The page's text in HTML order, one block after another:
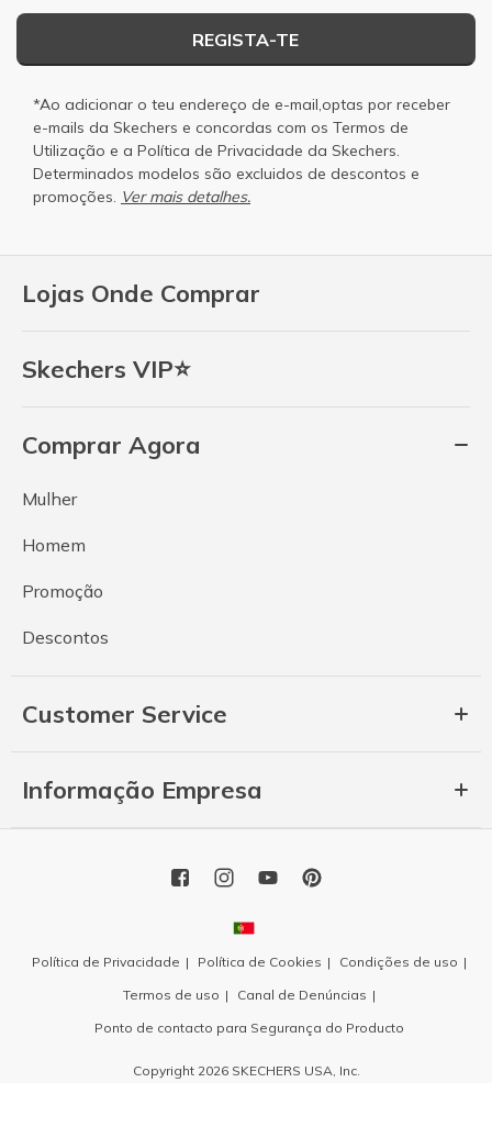
Lojas Onde Comprar
Skechers VIP⭐
Comprar Agora
Mulher
Homem
Promoção
Descontos
Customer Service
Informação Empresa
REGISTA-TE
*Ao adicionar o teu endereço de e-mail,optas por receber
e-mails da Skechers e concordas com os Termos de
Utilização e a Política de Privacidade da Skechers.
Determinados modelos são excluidos de descontos e
promoções. Ver mais detalhes.
Política de Privacidade Política de Cookies
Condições de uso
Termos de uso
Canal de Denúncias
Ponto de contacto para Segurança do Producto
Copyright 2026 SKECHERS USA, Inc.